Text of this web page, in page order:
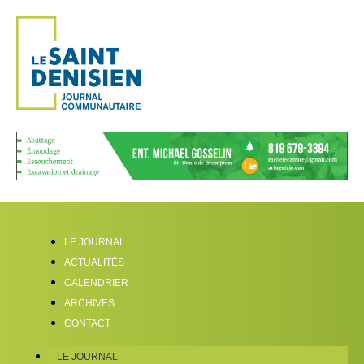
LE JOURNAL
ACTUALITÉS
CALENDRIER
ARCHIVES
CONTACT
LE JOURNAL